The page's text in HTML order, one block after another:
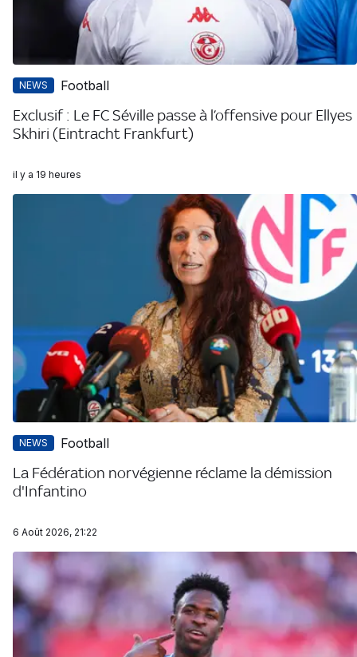
NEWS Football
Exclusif : Le FC Séville passe à l’offensive pour Ellyes
Skhiri (Eintracht Frankfurt)
il y a 19 heures
NEWS Football
La Fédération norvégienne réclame la démission
d'Infantino
6 Août 2026, 21:22